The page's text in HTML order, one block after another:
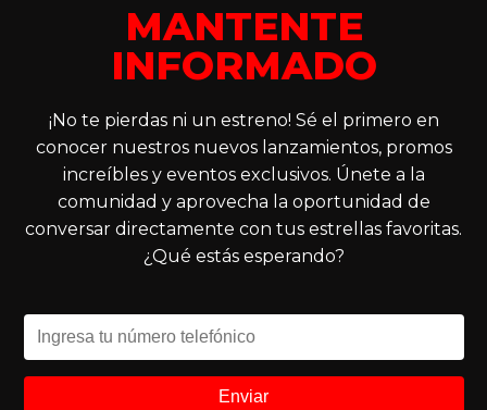
MANTENTE
INFORMADO
¡No te pierdas ni un estreno! Sé el primero en
conocer nuestros nuevos lanzamientos, promos
increíbles y eventos exclusivos. Únete a la
comunidad y aprovecha la oportunidad de
conversar directamente con tus estrellas favoritas.
¿Qué estás esperando?